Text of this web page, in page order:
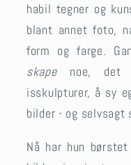
habil tegner og
blant annet foto,
form og farge.
skapenoe, det
isskulpturer, å sy
bilder - og selvsagt
Nå har hun